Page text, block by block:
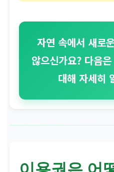
자연 속에서 새로
않으신가요? 다음
대해 자세히